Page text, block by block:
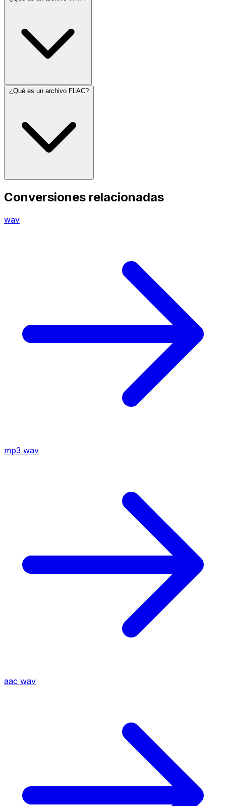
¿Qué es un archivo FLAC?
Conversiones relacionadas
wav
mp3 wav
aac wav